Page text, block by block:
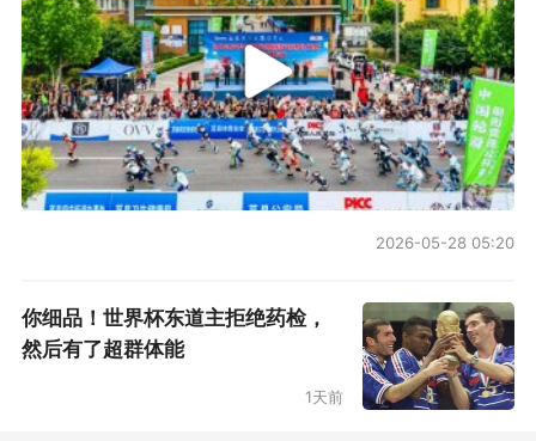
2026-05-28 05:20
你细品！世界杯东道主拒绝药检，
然后有了超群体能
1天前